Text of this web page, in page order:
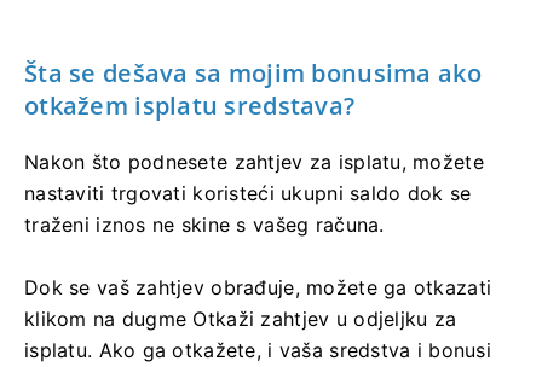
Šta se dešava sa mojim bonusima ako
otkažem isplatu sredstava?
Nakon što podnesete zahtjev za isplatu, možete
nastaviti trgovati koristeći ukupni saldo dok se
traženi iznos ne skine s vašeg računa.
Dok se vaš zahtjev obrađuje, možete ga otkazati
klikom na dugme Otkaži zahtjev u odjeljku za
isplatu. Ako ga otkažete, i vaša sredstva i bonusi